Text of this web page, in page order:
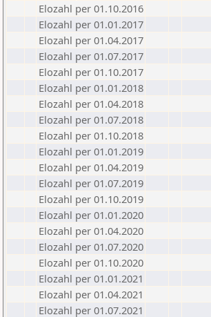
Elozahl per 01.10.2016
Elozahl per 01.01.2017
Elozahl per 01.04.2017
Elozahl per 01.07.2017
Elozahl per 01.10.2017
Elozahl per 01.01.2018
Elozahl per 01.04.2018
Elozahl per 01.07.2018
Elozahl per 01.10.2018
Elozahl per 01.01.2019
Elozahl per 01.04.2019
Elozahl per 01.07.2019
Elozahl per 01.10.2019
Elozahl per 01.01.2020
Elozahl per 01.04.2020
Elozahl per 01.07.2020
Elozahl per 01.10.2020
Elozahl per 01.01.2021
Elozahl per 01.04.2021
Elozahl per 01.07.2021